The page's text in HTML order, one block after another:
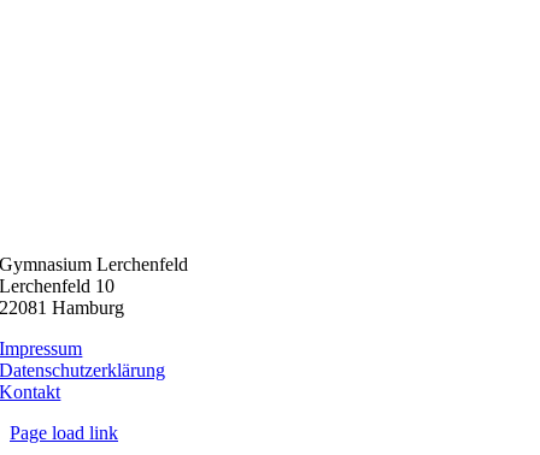
Gymnasium Lerchenfeld
Lerchenfeld 10
22081 Hamburg
Impressum
Datenschutzerklärung
Kontakt
Page load link